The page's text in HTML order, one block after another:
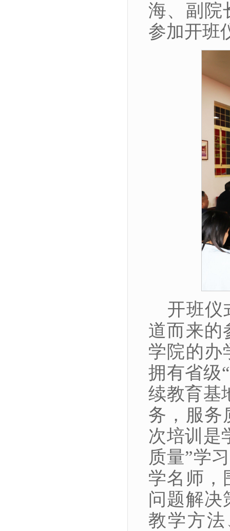
海、副院
参加开班
开班仪
道而来的
学院的办
拥有省级
续教育基
务，服务
次培训是
质量”学
学名师，
问题解决
教学方